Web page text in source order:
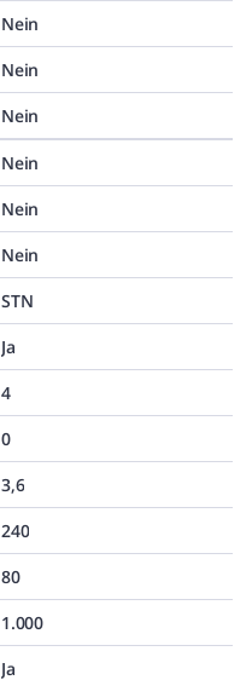
Nein
Nein
Nein
Nein
Nein
Nein
STN
Ja
4
0
3,6
240
80
1.000
Ja